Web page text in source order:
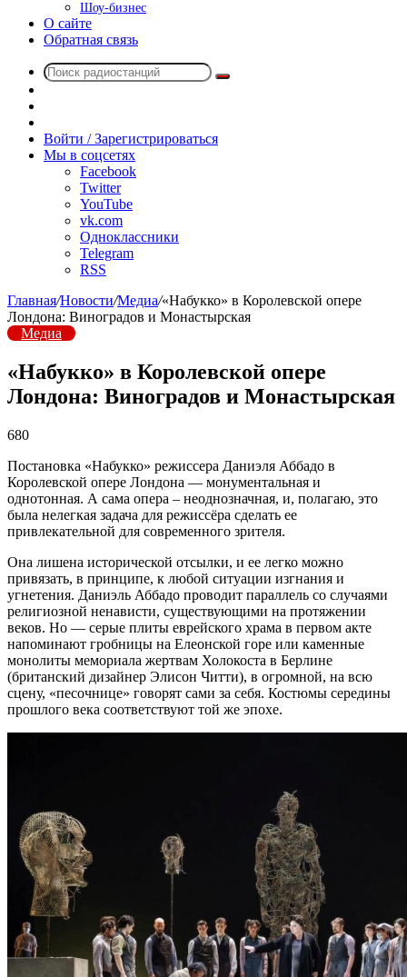
Шоу-бизнес
О сайте
Обратная связь
Поиск
радио
Войти / Зарегистрироваться
Мы в соцсетях
Facebook
Twitter
YouTube
vk.com
Одноклассники
Telegram
RSS
Главная/Новости/Медиа/«Набукко» в Королевской опере
Лондона: Виноградов и Монастырская
Медиа
«Набукко» в Королевской опере
Лондона: Виноградов и Монастырская
680
Постановка «Набукко» режиссера Даниэля Аббадо в
Королевской опере Лондона — монументальная и
однотонная. А сама опера – неоднозначная, и, полагаю, это
была нелегкая задача для режиссёра сделать ее
привлекательной для современного зрителя.
Она лишена исторической отсылки, и ее легко можно
привязать, в принципе, к любой ситуации изгнания и
угнетения. Даниэль Аббадо проводит параллель со случаями
религиозной ненависти, существующими на протяжении
веков. Но — серые плиты еврейского храма в первом акте
напоминают гробницы на Елеонской горе или каменные
монолиты мемориала жертвам Холокоста в Берлине
(британский дизайнер Элисон Читти), в огромной, на всю
сцену, «песочнице» говорят сами за себя. Костюмы середины
прошлого века соответствуют той же эпохе.